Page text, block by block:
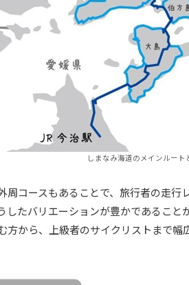
しまなみ海道のメインルート
周コースもあることで、旅行者の走
したバリエーションが豊かであるこ
方から、上級者のサイクリストまで